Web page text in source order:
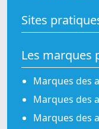
Sites
Les marques
Marques des
Marques des
Marques des